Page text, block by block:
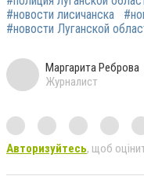
#новости лисичанска
#новости Луганской
Маргарита Реброва
Журналист
Авторизуйтесь, щоб